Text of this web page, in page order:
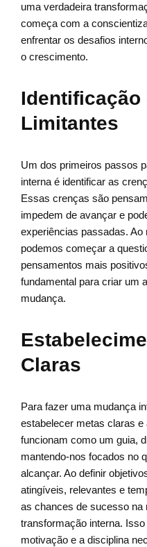
uma verdadeira
começa com a
enfrentar os desafios
o crescimento.
Identificação
Limitantes
Um dos primeiros passos
interna é identificar as
Essas crenças são
impedem de avançar e
experiências passadas.
podemos começar a
pensamentos mais
fundamental para criar um
mudança.
Claras
Para fazer uma mudança
estabelecer metas claras
funcionam como um guia,
mantendo-nos focados no
alcançar. Ao definir
atingíveis, relevantes e
as chances de sucesso na
transformação interna.
motivação e a disciplina